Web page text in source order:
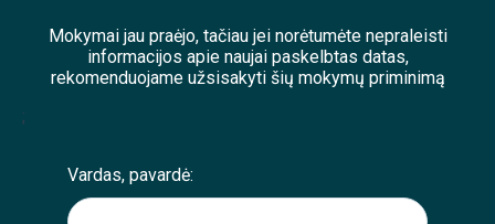
Mokymai jau praėjo, tačiau jei norėtumėte nepraleisti
informacijos apie naujai paskelbtas datas,
rekomenduojame užsisakyti šių mokymų priminimą
;
Vardas, pavardė: